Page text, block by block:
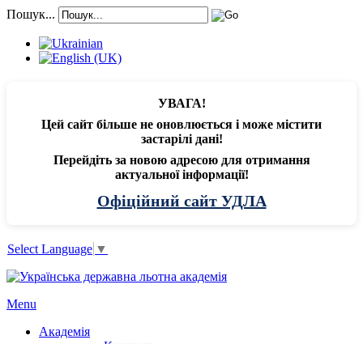
Пошук...
УВАГА!
Цей сайт більше не оновлюється і може містити
застарілі дані!
Перейдіть за новою адресою для отримання
актуальної інформації!
Офіційний сайт УДЛА
Select Language ▼
Menu
Академія